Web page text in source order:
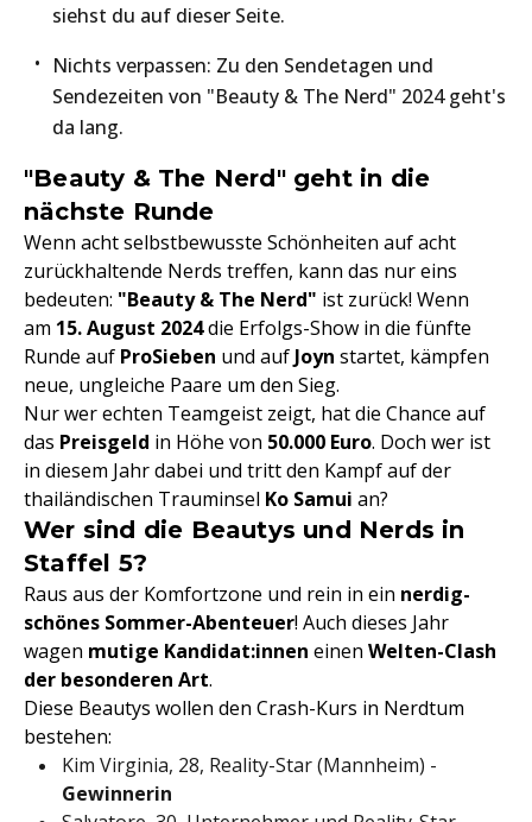
siehst du auf dieser Seite.
Nichts verpassen: Zu den Sendetagen und
Sendezeiten von "Beauty & The Nerd" 2024 geht's
da lang.
"Beauty & The Nerd" geht in die
nächste Runde
Wenn acht selbstbewusste Schönheiten auf acht
zurückhaltende Nerds treffen, kann das nur eins
bedeuten: "Beauty & The Nerd" ist zurück! Wenn
am 15. August 2024die Erfolgs-Show in die fünfte
Runde auf ProSieben und auf Joyn startet, kämpfen
neue, ungleiche Paare um den Sieg.
Nur wer echten Teamgeist zeigt, hat die Chance auf
das Preisgeld in Höhe von 50.000 Euro. Doch wer ist
in diesem Jahr dabei und tritt den Kampf auf der
thailändischen Trauminsel Ko Samui an?
Wer sind die Beautys und Nerds in
Staffel 5?
Raus aus der Komfortzone und rein in ein nerdig-
schönes Sommer-Abenteuer! Auch dieses Jahr
wagen mutige Kandidat:innen einen Welten-Clash
der besonderen Art.
Diese Beautys wollen den Crash-Kurs in Nerdtum
bestehen:
Kim Virginia, 28, Reality-Star (Mannheim) -
Gewinnerin